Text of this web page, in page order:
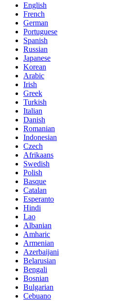
English
French
German
Portuguese
Spanish
Russian
Japanese
Korean
Arabic
Irish
Greek
Turkish
Italian
Danish
Romanian
Indonesian
Czech
Afrikaans
Swedish
Polish
Basque
Catalan
Esperanto
Hindi
Lao
Albanian
Amharic
Armenian
Azerbaijani
Belarusian
Bengali
Bosnian
Bulgarian
Cebuano